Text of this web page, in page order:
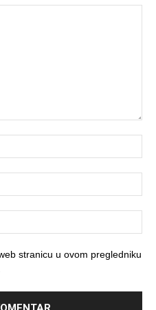
stranicu u ovom pregledniku